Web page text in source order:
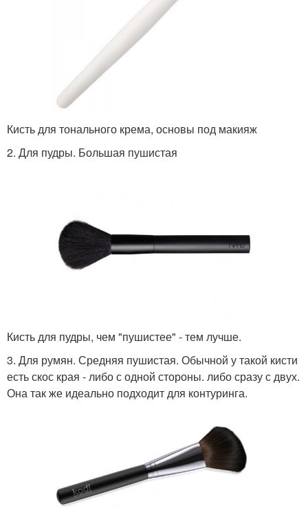
Кисть для тонального крема, основы под макияж
2. Для пудры. Большая пушистая
Кисть для пудры, чем "пушистее" - тем лучше.
3. Для румян. Средняя пушистая. Обычной у такой кисти
есть скос края - либо с одной стороны. либо сразу с двух.
Она так же идеально подходит для контуринга.